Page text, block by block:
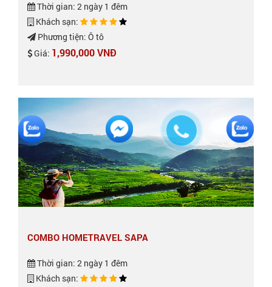
Thời gian: 2 ngày 1 đêm
Khách sạn:
Phương tiện: Ô tô
Giá: 1,990,000 VNĐ
COMBO HOMETRAVEL SAPA
Thời gian: 2 ngày 1 đêm
Khách sạn: